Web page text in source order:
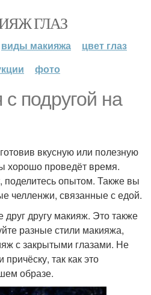
ГЛАЗ
виды макияжа
цвет глаз
фото
подругой на
вкусную или полезную
хорошо проведёт время.
поделитесь опытом. Также вы
челленжи, связанные с едой.
другу макияж. Это также
разные стили макияжа,
с закрытыми глазами. Не
так как это
образе.